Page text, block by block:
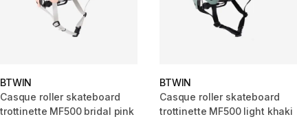
BTWIN
Casque roller skateboard
trottinette MF500 bridal pink
BTWIN
Casque roller skateboard
trottinette MF500 light khaki